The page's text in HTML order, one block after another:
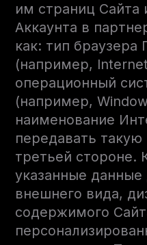
им страниц Сайта
Аккаунта в
как: тип браузера
(например,
операционный
(например,
наименование
передавать
третьей стороне.
указанные
внешнего вида,
содержимого